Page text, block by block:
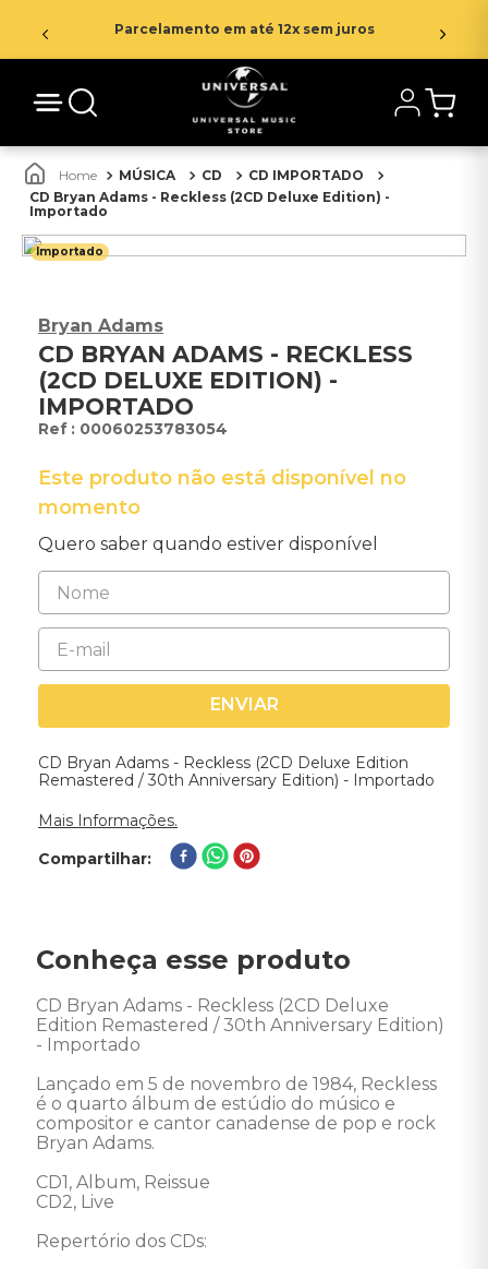
Parcelamento em até 12x sem juros
MÚSICA CD
CD IMPORTADO
CD Bryan Adams - Reckless (2CD Deluxe Edition) -
Importado
Importado
Bryan Adams
CD BRYAN ADAMS - RECKLESS
(2CD DELUXE EDITION) -
IMPORTADO
: 00060253783054
Este produto não está disponível no
momento
Quero saber quando estiver disponível
ENVIAR
CD Bryan Adams - Reckless (2CD Deluxe Edition
Remastered / 30th Anniversary Edition) - Importado
Mais Informações.
Compartilhar
Conheça esse produto
CD Bryan Adams - Reckless (2CD Deluxe
Edition Remastered / 30th Anniversary Edition)
- Importado
Lançado em 5 de novembro de 1984, Reckless
é o quarto álbum de estúdio do músico e
compositor e cantor canadense de pop e rock
Bryan Adams.
CD1, Album, Reissue
CD2, Live
Repertório dos CDs: